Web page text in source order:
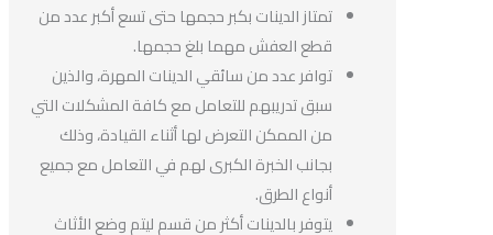
تمتاز الدينات بكبر حجمها حتى تسع أكبر عدد من
قطع العفش مهما بلغ حجمها.
توافر عدد من سائقي الدينات المهرة، والذين
سبق تدريبهم للتعامل مع كافة المشكلات التي
من الممكن التعرض لها أثناء القيادة، وذلك
بجانب الخبرة الكبرى لهم في التعامل مع جميع
أنواع الطرق.
يتوفر بالدينات أكثر من قسم ليتم وضع الأثاث